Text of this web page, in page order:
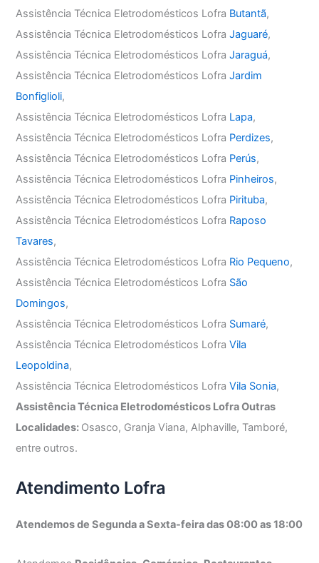
Assistência Técnica Eletrodomésticos Lofra Butantã,
Assistência Técnica Eletrodomésticos LofraJaguaré,
Assistência Técnica Eletrodomésticos LofraJaraguá,
Assistência Técnica Eletrodomésticos LofraJardim
Bonfiglioli,
Assistência Técnica Eletrodomésticos Lofra Lapa,
Assistência Técnica Eletrodomésticos Lofra Perdizes,
Assistência Técnica Eletrodomésticos Lofra Perús,
Assistência Técnica Eletrodomésticos Lofra Pinheiros,
Assistência Técnica Eletrodomésticos Lofra Pirituba,
Assistência Técnica Eletrodomésticos Lofra Raposo
Tavares,
Assistência Técnica Eletrodomésticos Lofra Rio Pequeno,
Assistência Técnica Eletrodomésticos Lofra São
Domingos,
Assistência Técnica Eletrodomésticos Lofra Sumaré,
Assistência Técnica Eletrodomésticos LofraVila
Leopoldina,
Assistência Técnica Eletrodomésticos LofraVila Sonia,
Assistência Técnica Eletrodomésticos Lofra Outras
Localidades: Osasco, Granja Viana, Alphaville, Tamboré,
entre outros.
Atendimento Lofra
Atendemos de Segunda a Sexta-feira das 08:00 as 18:00